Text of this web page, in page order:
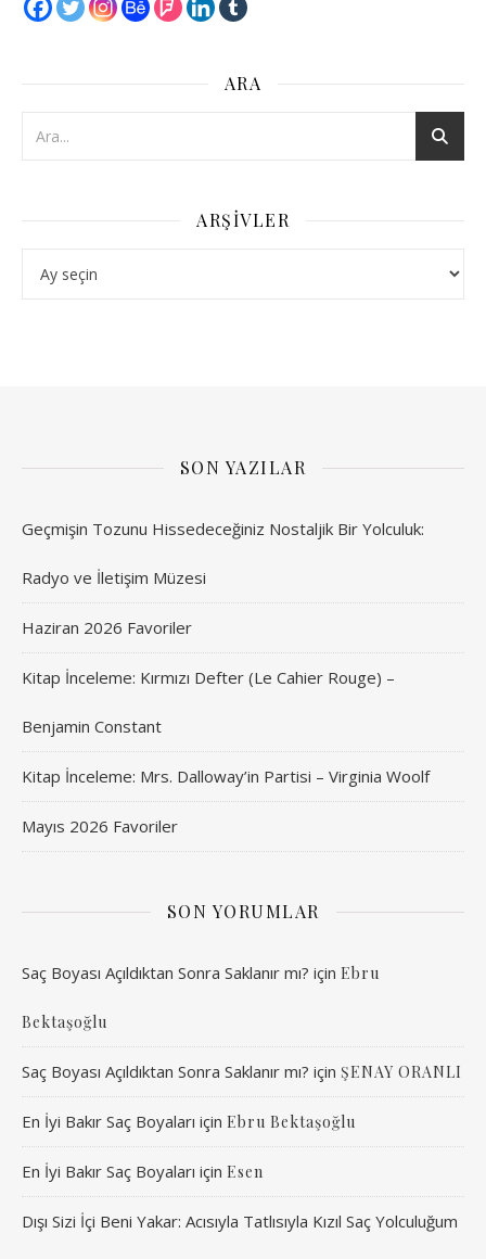
ARA
ARŞIVLER
SON YAZILAR
Geçmişin Tozunu Hissedeceğiniz Nostaljik Bir Yolculuk:
Radyo ve İletişim Müzesi
Haziran 2026 Favoriler
Kitap İnceleme: Kırmızı Defter (Le Cahier Rouge) –
Benjamin Constant
Kitap İnceleme: Mrs. Dalloway’in Partisi – Virginia Woolf
Mayıs 2026 Favoriler
SON YORUMLAR
Saç Boyası Açıldıktan Sonra Saklanır mı? için Ebru
Bektaşoğlu
Saç Boyası Açıldıktan Sonra Saklanır mı? için ŞENAY ORANLI
En İyi Bakır Saç Boyaları için Ebru Bektaşoğlu
En İyi Bakır Saç Boyaları için Esen
Dışı Sizi İçi Beni Yakar: Acısıyla Tatlısıyla Kızıl Saç Yolculuğum